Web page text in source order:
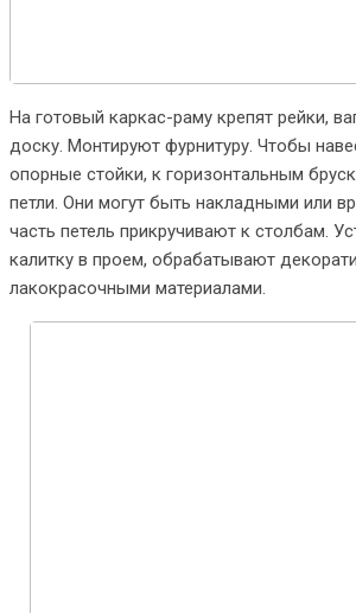
На готовый каркас-раму крепят рейки,
доску. Монтируют фурнитуру. Чтобы
опорные стойки, к горизонтальным
петли. Они могут быть накладными или
часть петель прикручивают к столбам.
калитку в проем, обрабатывают
лакокрасочными материалами.